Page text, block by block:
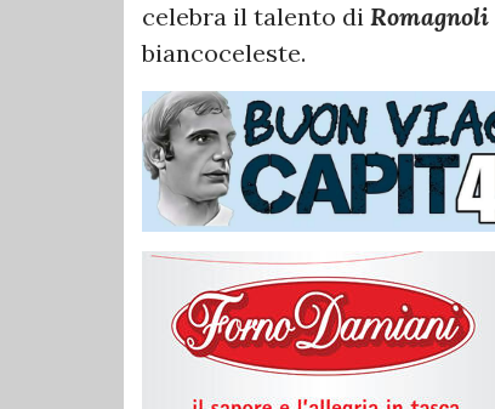
celebra il talento di Romagnoli
biancoceleste.